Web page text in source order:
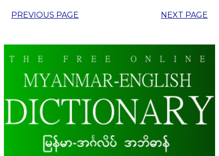
PREVIOUS PAGE NEXT PAGE